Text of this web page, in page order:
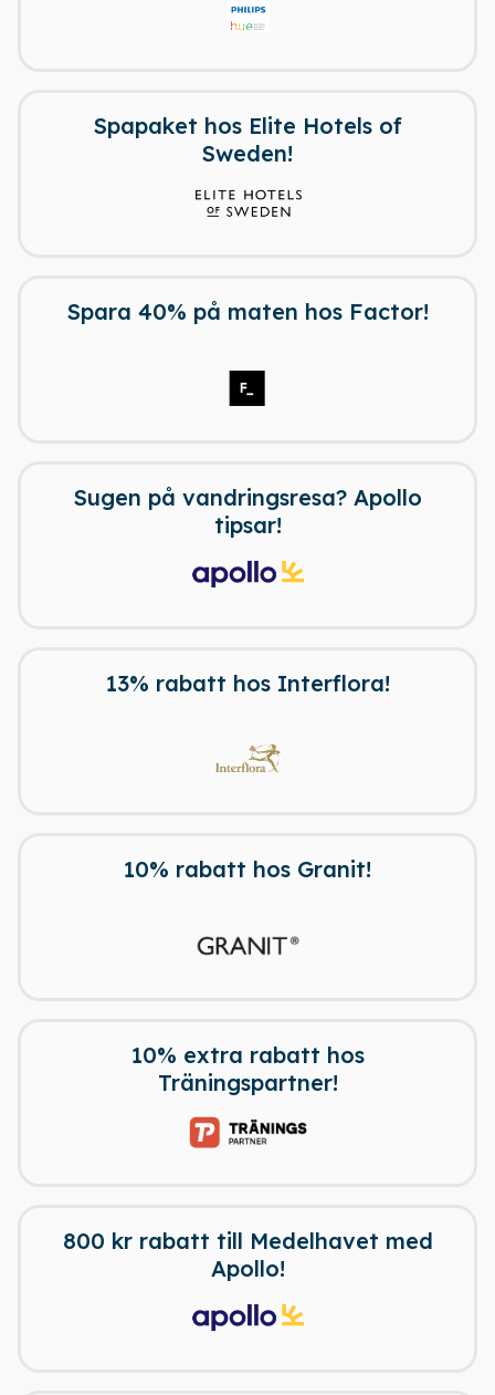
Spapaket hos Elite Hotels of
Sweden!
Spara 40% på maten hos Factor!
Sugen på vandringsresa? Apollo
tipsar!
13% rabatt hos Interflora!
10% rabatt hos Granit!
10% extra rabatt hos
Träningspartner!
800 kr rabatt till Medelhavet med
Apollo!